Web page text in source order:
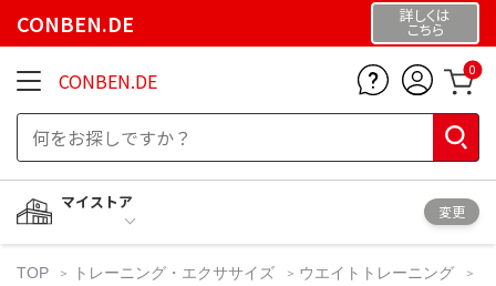
CONBEN.DE 詳しくは
こちら
CONBEN.DE 0
マイストア
変更
TOP トレーニング・エクササイズ
ウエイトトレーニング